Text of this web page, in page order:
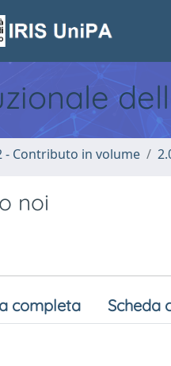
- Contributo in volume
noi
completa Scheda